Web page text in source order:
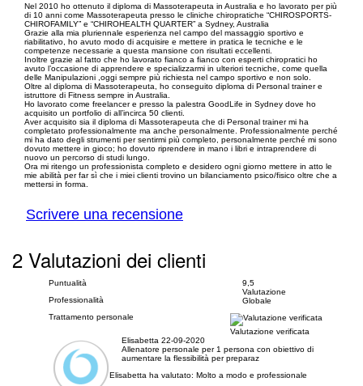
Nel 2010 ho ottenuto il diploma di Massoterapeuta in Australia e ho lavorato per più
di 10 anni come Massoterapeuta presso le cliniche chiropratiche “CHIROSPORTS-
CHIROFAMILY” e “CHIROHEALTH QUARTER” a Sydney, Australia
Grazie alla mia pluriennale esperienza nel campo del massaggio sportivo e
riabilitativo, ho avuto modo di acquisire e mettere in pratica le tecniche e le
competenze necessarie a questa mansione con risultati eccellenti.
Inoltre grazie al fatto che ho lavorato fianco a fianco con esperti chiropratici ho
avuto l’occasione di apprendere e specializzarmi in ulteriori tecniche, come quella
delle Manipulazioni ,oggi sempre più richiesta nel campo sportivo e non solo.
Oltre al diploma di Massoterapeuta, ho conseguito diploma di Personal trainer e
istruttore di Fitness sempre in Australia.
Ho lavorato come freelancer e presso la palestra GoodLife in Sydney dove ho
acquisito un portfolio di all’incirca 50 clienti.
Aver acquisito sia il diploma di Massoterapeuta che di Personal trainer mi ha
completato professionalmente ma anche personalmente. Professionalmente perché
mi ha dato degli strumenti per sentirmi più completo, personalmente perché mi sono
dovuto mettere in gioco; ho dovuto riprendere in mano i libri e intraprendere di
nuovo un percorso di studi lungo.
Ora mi ritengo un professionista completo e desidero ogni giorno mettere in atto le
mie abilità per far sì che i miei clienti trovino un bilanciamento psico/fisico oltre che a
mettersi in forma.
Scrivere una recensione
2 Valutazioni dei clienti
Puntualità
Professionalità
Trattamento personale
9,5
Valutazione
Globale
Valutazione verificata
Elisabetta 22-09-2020
Allenatore personale per 1 persona con obiettivo di
aumentare la flessibilità per preparaz
Elisabetta ha valutato: Molto a modo e professionale